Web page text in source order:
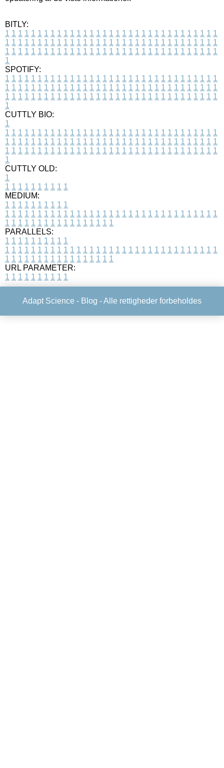
BITLY:
1 1 1 1 1 1 1 1 1 1 1 1 1 1 1 1 1 1 1 1 1 1 1 1 1 1 1 1 1 1 1 1 1
1 1 1 1 1 1 1 1 1 1 1 1 1 1 1 1 1 1 1 1 1 1 1 1 1 1 1 1 1 1 1 1 1
1 1 1 1 1 1 1 1 1 1 1 1 1 1 1 1 1 1 1 1 1 1 1 1 1 1 1 1 1 1 1 1 1
1
SPOTIFY:
1 1 1 1 1 1 1 1 1 1 1 1 1 1 1 1 1 1 1 1 1 1 1 1 1 1 1 1 1 1 1 1 1
1 1 1 1 1 1 1 1 1 1 1 1 1 1 1 1 1 1 1 1 1 1 1 1 1 1 1 1 1 1 1 1 1
1 1 1 1 1 1 1 1 1 1 1 1 1 1 1 1 1 1 1 1 1 1 1 1 1 1 1 1 1 1 1 1 1
1
CUTTLY BIO:
1
1 1 1 1 1 1 1 1 1 1 1 1 1 1 1 1 1 1 1 1 1 1 1 1 1 1 1 1 1 1 1 1 1
1 1 1 1 1 1 1 1 1 1 1 1 1 1 1 1 1 1 1 1 1 1 1 1 1 1 1 1 1 1 1 1 1
1 1 1 1 1 1 1 1 1 1 1 1 1 1 1 1 1 1 1 1 1 1 1 1 1 1 1 1 1 1 1 1 1
1
CUTTLY OLD:
1
1 1 1 1 1 1 1 1 1 1
MEDIUM:
1 1 1 1 1 1 1 1 1 1
1 1 1 1 1 1 1 1 1 1 1 1 1 1 1 1 1 1 1 1 1 1 1 1 1 1 1 1 1 1 1 1 1
1 1 1 1 1 1 1 1 1 1 1 1 1 1 1 1 1
PARALLELS:
1 1 1 1 1 1 1 1 1 1
1 1 1 1 1 1 1 1 1 1 1 1 1 1 1 1 1 1 1 1 1 1 1 1 1 1 1 1 1 1 1 1 1
1 1 1 1 1 1 1 1 1 1 1 1 1 1 1 1 1
URL PARAMETER:
1 1 1 1 1 1 1 1 1 1
Adapt Science - Blog - Alle rettigheder forbeholdes